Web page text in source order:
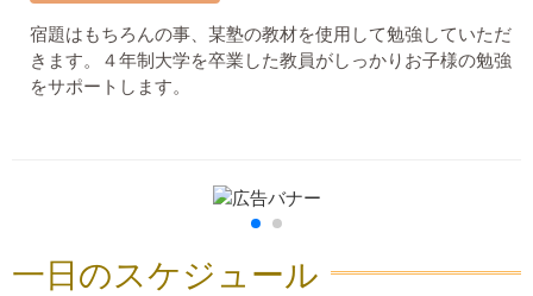
宿題はもちろんの事、某塾の教材を使用して勉強していただ
きます。４年制大学を卒業した教員がしっかりお子様の勉強
をサポートします。
一日のスケジュール